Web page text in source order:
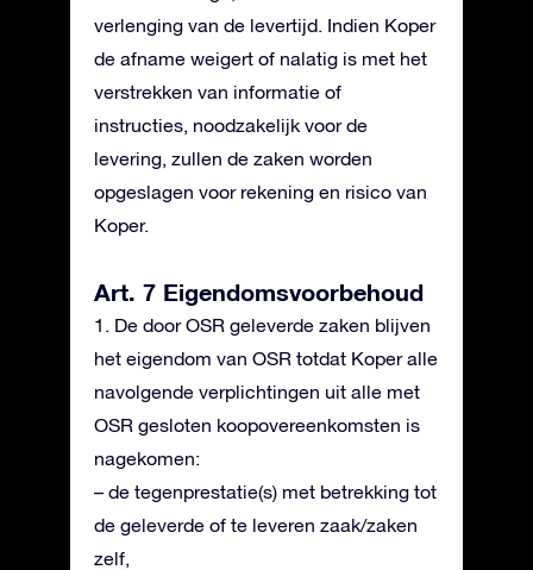
verlenging van de levertijd. Indien Koper
de afname weigert of nalatig is met het
verstrekken van informatie of
instructies, noodzakelijk voor de
levering, zullen de zaken worden
opgeslagen voor rekening en risico van
Koper.
Art. 7 Eigendomsvoorbehoud
1. De door OSR geleverde zaken blijven
het eigendom van OSR totdat Koper alle
navolgende verplichtingen uit alle met
OSR gesloten koopovereenkomsten is
nagekomen:
– de tegenprestatie(s) met betrekking tot
de geleverde of te leveren zaak/zaken
zelf,